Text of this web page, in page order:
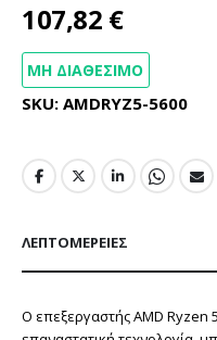
107,82 €
ΜΗ ΔΙΑΘΈΣΙΜΟ
SKU AMDRYZ5-5600
ΛΕΠΤΟΜΈΡΕΙΕΣ
Ο επεξεργαστής AMD Ryzen